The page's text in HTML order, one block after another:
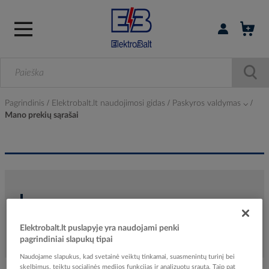
Prisijungti /
Pagrindinis Elektrobalt.lt naudojimosi gidas
Paskyros valdymas ⌵
Mano prekių sąrašai
Elektrobalt.lt puslapyje yra naudojami penki
pagrindiniai slapukų tipai
Naudojame slapukus, kad svetainė veiktų tinkamai, suasmenintų turinį bei
skelbimus, teiktų socialinės medijos funkcijas ir analizuotų srautą. Taip pat